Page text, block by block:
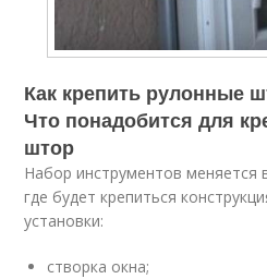
Как крепить рулонные
Что понадобится для
штор
Набор инструментов меняется
где будет крепиться
установки:
створка окна;